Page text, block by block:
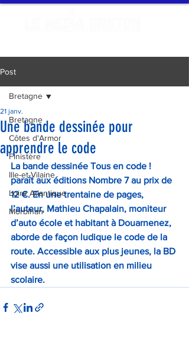
Post
Bretagne
Côtes d'Armor
Finistère
Ille-et-Vilaine
Loire Atlantique
Morbihan
Bretagne
Une bande dessinée pour
apprendre le code
21 janv.
La bande dessinée Tous en code !
paraît aux éditions Nombre 7 au prix de
12 €. En une trentaine de pages,
l’auteur, Mathieu Chapalain, moniteur
d’auto école et habitant à Douarnenez,
aborde de façon ludique le code de la
route. Accessible aux plus jeunes, la BD
vise aussi une utilisation en milieu
scolaire.